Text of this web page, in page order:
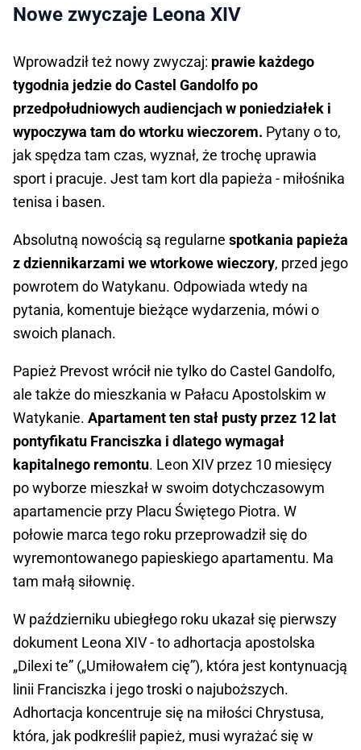
Nowe zwyczaje Leona XIV
Wprowadził też nowy zwyczaj: prawie każdego
tygodnia jedzie do Castel Gandolfo po
przedpołudniowych audiencjach w poniedziałek i
wypoczywa tam do wtorku wieczorem. Pytany o to,
jak spędza tam czas, wyznał, że trochę uprawia
sport i pracuje. Jest tam kort dla papieża - miłośnika
tenisa i basen.
Absolutną nowością są regularne spotkania papieża
z dziennikarzami we wtorkowe wieczory, przed jego
powrotem do Watykanu. Odpowiada wtedy na
pytania, komentuje bieżące wydarzenia, mówi o
swoich planach.
Papież Prevost wrócił nie tylko do Castel Gandolfo,
ale także do mieszkania w Pałacu Apostolskim w
Watykanie. Apartament ten stał pusty przez 12 lat
pontyfikatu Franciszka i dlatego wymagał
kapitalnego remontu. Leon XIV przez 10 miesięcy
po wyborze mieszkał w swoim dotychczasowym
apartamencie przy Placu Świętego Piotra. W
połowie marca tego roku przeprowadził się do
wyremontowanego papieskiego apartamentu. Ma
tam małą siłownię.
W październiku ubiegłego roku ukazał się pierwszy
dokument Leona XIV - to adhortacja apostolska
„Dilexi te” („Umiłowałem cię”), która jest kontynuacją
linii Franciszka i jego troski o najuboższych.
Adhortacja koncentruje się na miłości Chrystusa,
która, jak podkreślił papież, musi wyrażać się w